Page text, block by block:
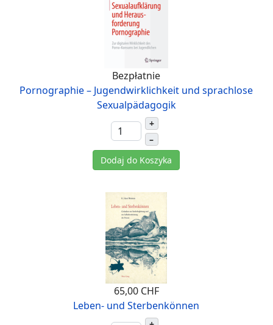
Bezpłatnie
Pornographie – Jugendwirklichkeit und sprachlose
Sexualpädagogik
+
–
Dodaj do Koszyka
65,00 CHF
Leben- und Sterbenkönnen